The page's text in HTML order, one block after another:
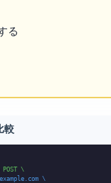
る
比較
\
\